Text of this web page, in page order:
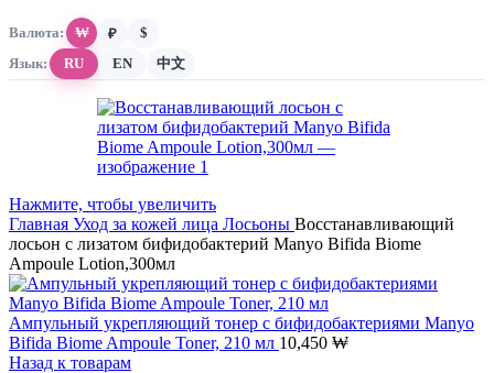
Валюта: ₩ ₽
$
Язык:
RU EN 中文
Нажмите, чтобы увеличить
Главная Уход за кожей лица Лосьоны Восстанавливающий
лосьон с лизатом бифидобактерий Manyo Bifida Biome
Ampoule Lotion,300мл
Ампульный укрепляющий тонер с бифидобактериями Manyo
Bifida Biome Ampoule Toner, 210 мл 10,450 ₩
Назад к товарам